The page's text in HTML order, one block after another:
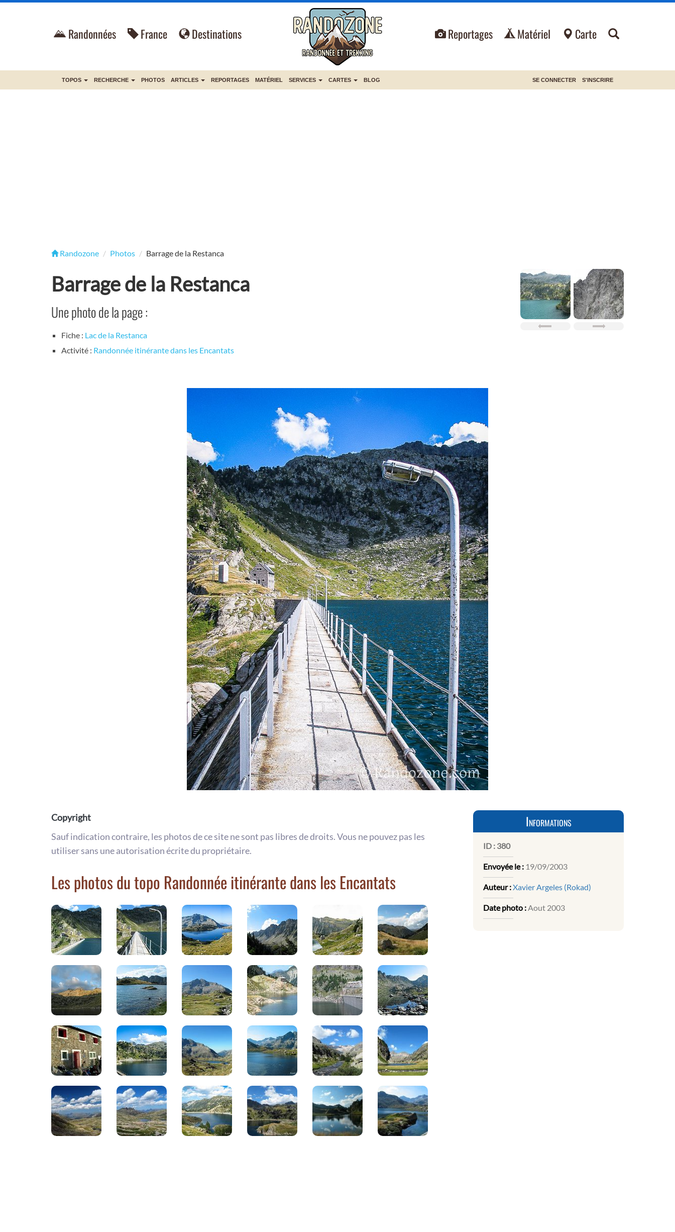
Randonnées France Destinations Reportages Matériel Carte
TOPOS RECHERCHE PHOTOS ARTICLES REPORTAGES MATÉRIEL SERVICES CARTES BLOG SE CONNECTER S'INSCRIRE
Randozone Photos Barrage de la Restanca
Barrage de la Restanca
Une photo de la page :
Fiche : Lac de la Restanca
Activité : Randonnée itinérante dans les Encantats
Copyright
Sauf indication contraire, les photos de ce site ne sont pas libres de droits. Vous ne pouvez pas les
utiliser sans une autorisation écrite du propriétaire.
Les photos du topo Randonnée itinérante dans les Encantats
Informations
ID : 380
Envoyée le : 19/09/2003
Auteur :Xavier Argeles (Rokad)
Date photo :Aout 2003